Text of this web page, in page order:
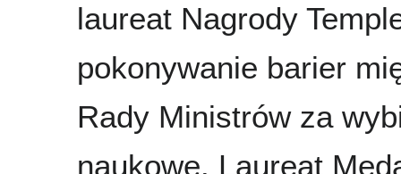
laureat Nagrody
pokonywanie barier
Rady Ministrów za
naukowe. Laureat